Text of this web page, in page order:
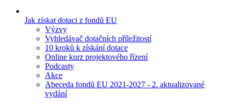
Jak získat dotaci z fondů EU
Výzvy
Vyhledávač dotačních příležitostí
10 kroků k získání dotace
Online kurz projektového řízení
Podcasty
Akce
Abeceda fondů EU 2021-2027 - 2. aktualizované
vydání